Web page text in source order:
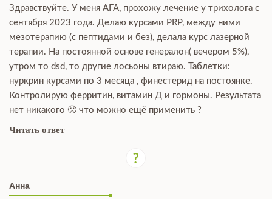
Здравствуйте. У меня АГА, прохожу лечение у трихолога с
сентября 2023 года. Делаю курсами PRP, между ними
мезотерапию (с пептидами и без), делала курс лазерной
терапии. На постоянной основе генералон( вечером 5%),
утром то dsd, то другие лосьоны втираю. Таблетки:
нуркрин курсами по 3 месяца , финестерид на постоянке.
Контролирую ферритин, витамин Д и гормоны. Результата
нет никакого 🙁 что можно ещё применить ?
Читать ответ
Анна